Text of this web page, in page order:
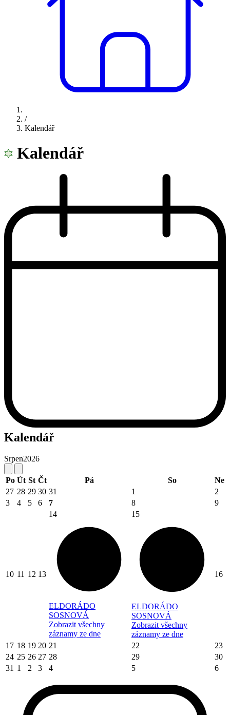
/
Kalendář
Kalendář
Kalendář
Srpen2026
Po Út St Čt Pá So
Ne
27 28 29 30 31 1
2
3
4 5 6 7 8 9
10 11 12 13
14
ELDORÁDO
SOSNOVÁ
Zobrazit všechny
záznamy ze dne
15
ELDORÁDO
SOSNOVÁ
Zobrazit všechny
záznamy ze dne
16
17 18 19 20 21 22
23
24 25 26 27 28 29
30
31 1 2 3 4 5 6